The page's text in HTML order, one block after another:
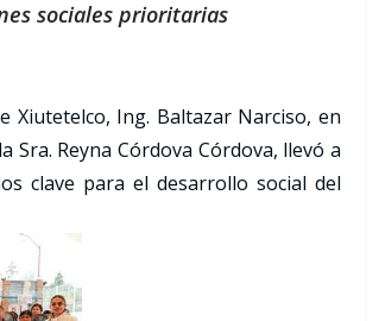
sociales prioritarias
Xiutetelco, Ing. Baltazar Narciso, en
Sra. Reyna Córdova Córdova, llevó a
clave para el desarrollo social del